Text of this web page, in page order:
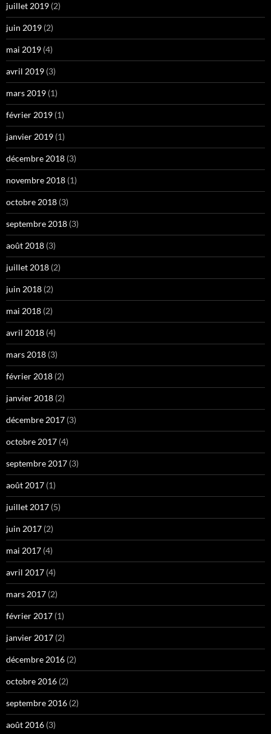
juillet 2019 (2)
juin 2019 (2)
mai 2019 (4)
avril 2019 (3)
mars 2019 (1)
février 2019 (1)
janvier 2019 (1)
décembre 2018 (3)
novembre 2018 (1)
octobre 2018 (3)
septembre 2018 (3)
août 2018 (3)
juillet 2018 (2)
juin 2018 (2)
mai 2018 (2)
avril 2018 (4)
mars 2018 (3)
février 2018 (2)
janvier 2018 (2)
décembre 2017 (3)
octobre 2017 (4)
septembre 2017 (3)
août 2017 (1)
juillet 2017 (5)
juin 2017 (2)
mai 2017 (4)
avril 2017 (4)
mars 2017 (2)
février 2017 (1)
janvier 2017 (2)
décembre 2016 (2)
octobre 2016 (2)
septembre 2016 (2)
août 2016 (3)